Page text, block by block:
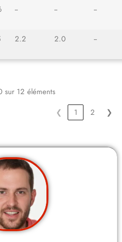
-- -- --
2.2 2.0 --
sur 12 éléments
❮
1 2 ❯